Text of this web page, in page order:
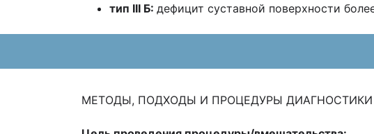
тип III Б: дефицит суставной поверхности
МЕТОДЫ, ПОДХОДЫ И ПРОЦЕДУРЫ ДИАГНОСТИКИ